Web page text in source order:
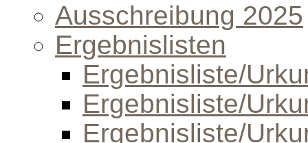
Ausschreibung 2025
Ergebnislisten
Ergebnisliste/
Ergebnisliste/
Ergebnisliste/